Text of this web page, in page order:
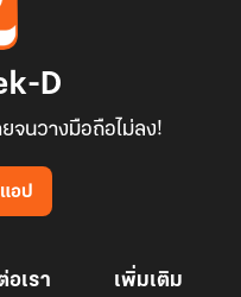
D
จนวางมือถือไม่ลง!
อป
อเรา เพิ่มเติม